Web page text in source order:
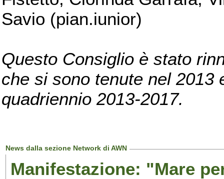
Savio (pian.iunior)
Questo Consiglio è stato
che si sono tenute nel 2013
quadriennio 2013-2017.
News dalla sezione Network di AWN
Manifestazione: "Mare